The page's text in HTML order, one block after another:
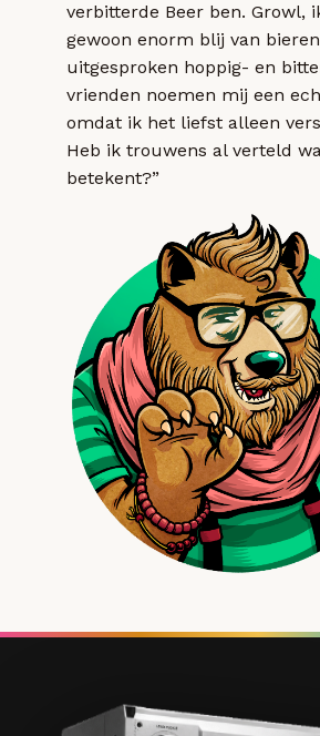
verbitterde Beer ben. Growl,
gewoon enorm blij van
uitgesproken hoppig- en
vrienden noemen mij een
omdat ik het liefst alleen
Heb ik trouwens al verteld
betekent?”